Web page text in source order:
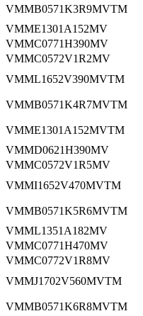
VMMB0571K3R9MVTM
VMME1301A152MV
VMMC0771H390MV
VMMC0572V1R2MV
VMML1652V390MVTM
VMMB0571K4R7MVTM
VMME1301A152MVTM
VMMD0621H390MV
VMMC0572V1R5MV
VMMI1652V470MVTM
VMMB0571K5R6MVTM
VMML1351A182MV
VMMC0771H470MV
VMMC0772V1R8MV
VMMJ1702V560MVTM
VMMB0571K6R8MVTM